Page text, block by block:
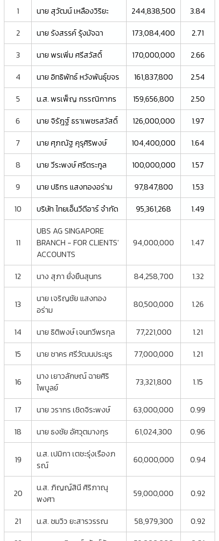
1 นาย สุวัฒน์ เหลืองวิริยะ 244,838,500
3.84
2
นาย รังสรรค์ รุ้งมัจฉา 173,084,400
2.71
3
นาย พรเพิ่ม ศรีสวัสดิ์ 170,000,000
2.66
4
นาย อิทธิพัทธ์ หวังพันธุ์ขจร 161,837,800
2.54
5
น.ส. พรเพ็ญ กรรณิกากร 159,656,800
2.50
6
นาย จิรัฎฐ์ ธราเพชรสวัสดิ์ 126,000,000
1.97
7
นาย ศุภณัฐ คุรุศิริพงษ์ 104,400,000
1.64
8
นาย วีระพงษ์ ศรีตระกูล 100,000,000
1.57
9
นาย ปธิกร แสงทองอร่าม 97,847,800
1.53
10
บริษัท ไทยเอ็นวีดีอาร์ จำกัด 95,361,268 1.49
11
UBS AG SINGAPORE
BRANCH - FOR CLIENTS'
ACCOUNTS
94,000,000 1.47
12 นาง สุภา ยั่งยืนสุนทร 84,258,700 1.32
13
นาย เจริญชัย แสงทอง
อร่าม
80,500,000 1.26
14 นาย ธิติพงษ์ เจนทวีพรกุล 77,221,000
1.21
15
นาย ชาคร ศรีวัฒนประยูร 77,000,000 1.21
16
นาง เยาวลักษณ์ ฉายศิริ
ไพบูลย์
73,321,800 1.15
17 นาย วรากร เชิดจิระพงษ์ 63,000,000
0.99
18
นาย ธงชัย อัศวุตมางกุร 61,024,300 0.96
19
น.ส. เปมิกา เตชะรุ่งเรืองภ
รณ์
60,000,000 0.94
20
น.ส. ภิญญ์สินี ศิริภาณุ
พงศา
59,000,000 0.92
21 น.ส. ชมวิว ยะสารวรรณ 58,979,300
0.92